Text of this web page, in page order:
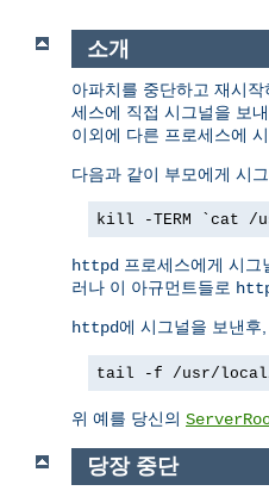
소개
아파치를 중단하고 재시
세스에 직접 시그널을 보
이외에 다른 프로세스에
다음과 같이 부모에게 시
kill -TERM `cat /
httpd 프로세스에게 시그
러나 이 아규먼트들로
httpd에 시그널을 보낸후
tail -f /usr/local/
위 예를 당신의
당장 중단